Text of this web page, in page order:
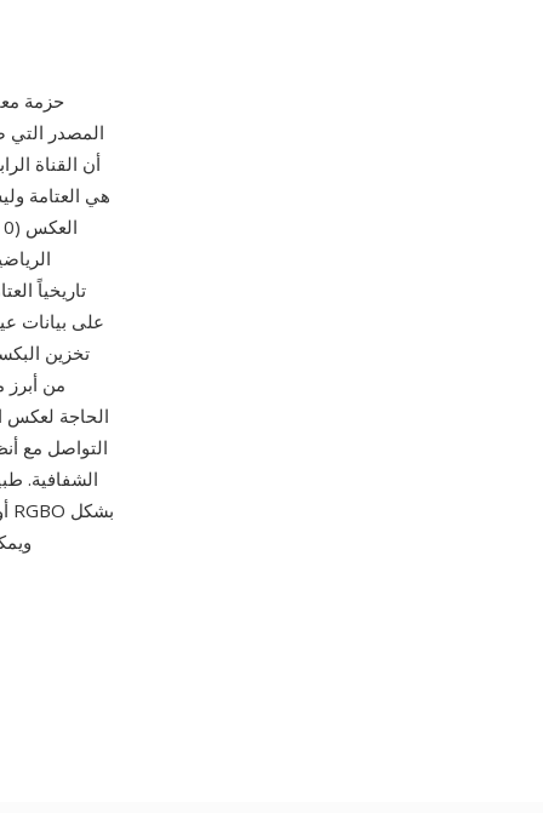
تخزين
التواصل مع
الشفافية.